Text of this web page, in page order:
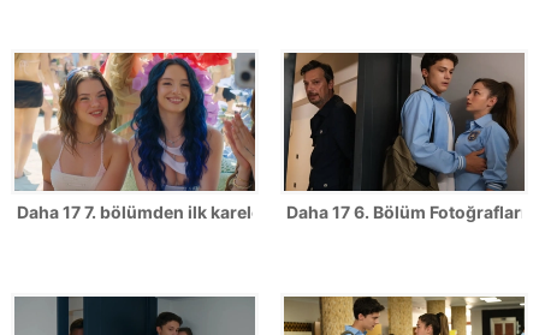
Daha 17 7. bölümden ilk kareler! Daha 17 6. Bölüm Fotoğrafları